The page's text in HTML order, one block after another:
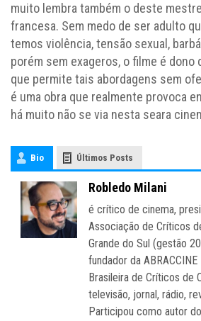
muito lembra também o deste
francesa. Sem medo de ser adulto
temos violência, tensão sexual,
porém sem exageros, o filme é dono
que permite tais abordagens sem
é uma obra que realmente provoca
há muito não se via nesta seara
Bio Últimos Posts
Robledo Milani
é crítico de cinema,
Associação de Críticos
Grande do Sul (gestão
fundador da
Brasileira de Críticos de
televisão, jornal, rádio,
Participou como autor